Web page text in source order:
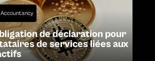
de déclaration pour
de services liées aux